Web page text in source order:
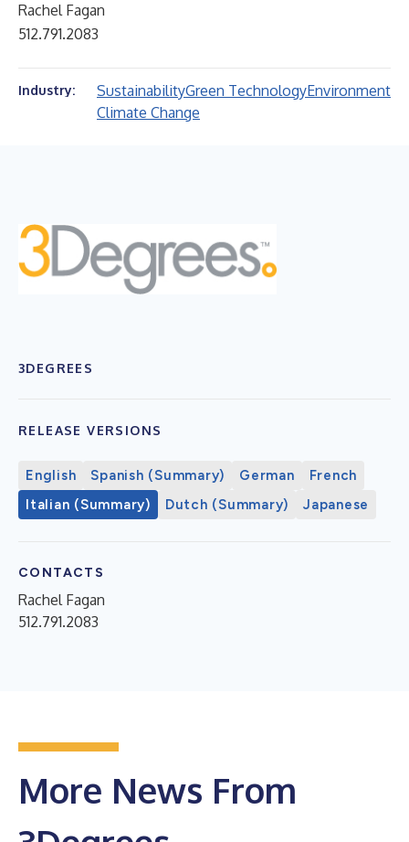
Rachel Fagan
512.791.2083
Industry: SustainabilityGreen TechnologyEnvironment
Climate Change
3DEGREES
RELEASE VERSIONS
English Spanish (Summary) German
French
Italian (Summary)
Dutch (Summary) Japanese
CONTACTS
Rachel Fagan
512.791.2083
More News From